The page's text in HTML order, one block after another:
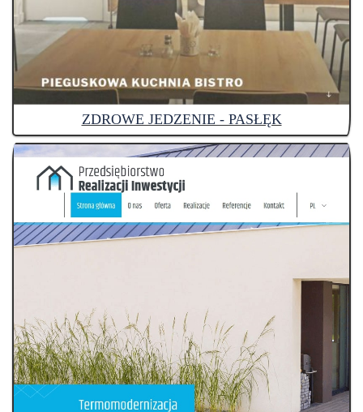
ZDROWE JEDZENIE - PASŁĘK